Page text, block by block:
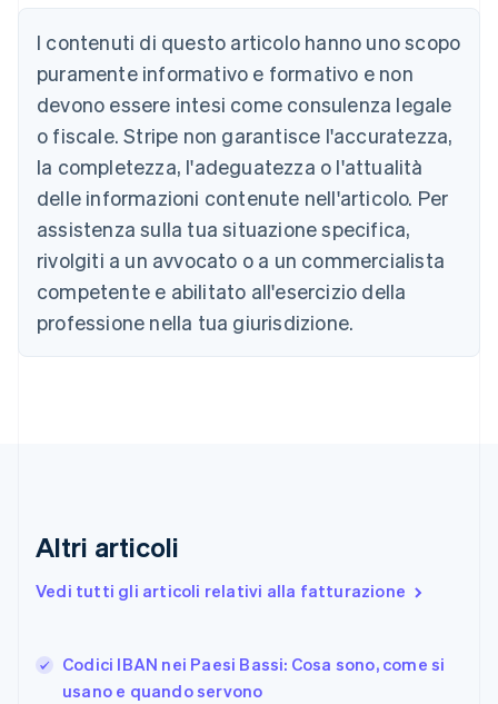
I contenuti di questo articolo hanno uno scopo
puramente informativo e formativo e non
devono essere intesi come consulenza legale
o fiscale. Stripe non garantisce l'accuratezza,
la completezza, l'adeguatezza o l'attualità
delle informazioni contenute nell'articolo. Per
assistenza sulla tua situazione specifica,
rivolgiti a un avvocato o a un commercialista
competente e abilitato all'esercizio della
professione nella tua giurisdizione.
Altri articoli
Vedi tutti gli articoli relativi alla fatturazione
Codici IBAN nei Paesi Bassi: Cosa sono, come si
usano e quando servono
English
Austria
Deutsch English
Belgio
NederlandsFrançaisDeutschEnglish
PortuguêsEnglish
Bulgaria
English
Canada
English Français
Cina continentale
Cipro
English
EnglishSvenska
FrançaisEnglish
Giappone
日本語English